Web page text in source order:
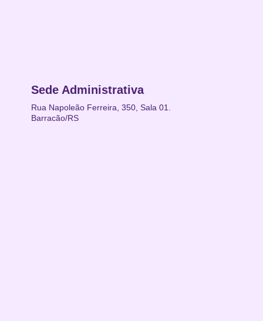
Sede Administrativa
Rua Napoleão Ferreira, 350, Sala 01.
Barracão/RS